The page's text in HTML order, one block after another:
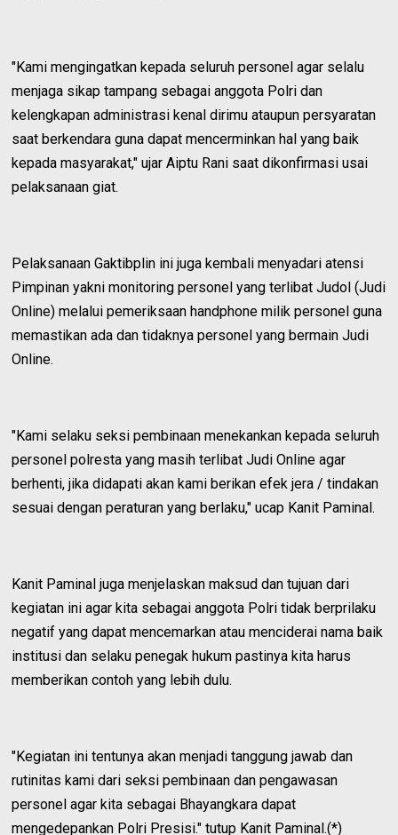
"Kami mengingatkan kepada seluruh personel agar selalu
menjaga sikap tampang sebagai anggota Polri dan
kelengkapan administrasi kenal dirimu ataupun persyaratan
saat berkendara guna dapat mencerminkan hal yang baik
kepada masyarakat," ujar Aiptu Rani saat dikonfirmasi usai
pelaksanaan giat.
Pelaksanaan Gaktibplin ini juga kembali menyadari atensi
Pimpinan yakni monitoring personel yang terlibat Judol (Judi
Online) melalui pemeriksaan handphone milik personel guna
memastikan ada dan tidaknya personel yang bermain Judi
Online.
"Kami selaku seksi pembinaan menekankan kepada seluruh
personel polresta yang masih terlibat Judi Online agar
berhenti, jika didapati akan kami berikan efek jera / tindakan
sesuai dengan peraturan yang berlaku," ucap Kanit Paminal.
Kanit Paminal juga menjelaskan maksud dan tujuan dari
kegiatan ini agar kita sebagai anggota Polri tidak berprilaku
negatif yang dapat mencemarkan atau menciderai nama baik
institusi dan selaku penegak hukum pastinya kita harus
memberikan contoh yang lebih dulu.
"Kegiatan ini tentunya akan menjadi tanggung jawab dan
rutinitas kami dari seksi pembinaan dan pengawasan
personel agar kita sebagai Bhayangkara dapat
mengedepankan Polri Presisi." tutup Kanit Paminal.(*)